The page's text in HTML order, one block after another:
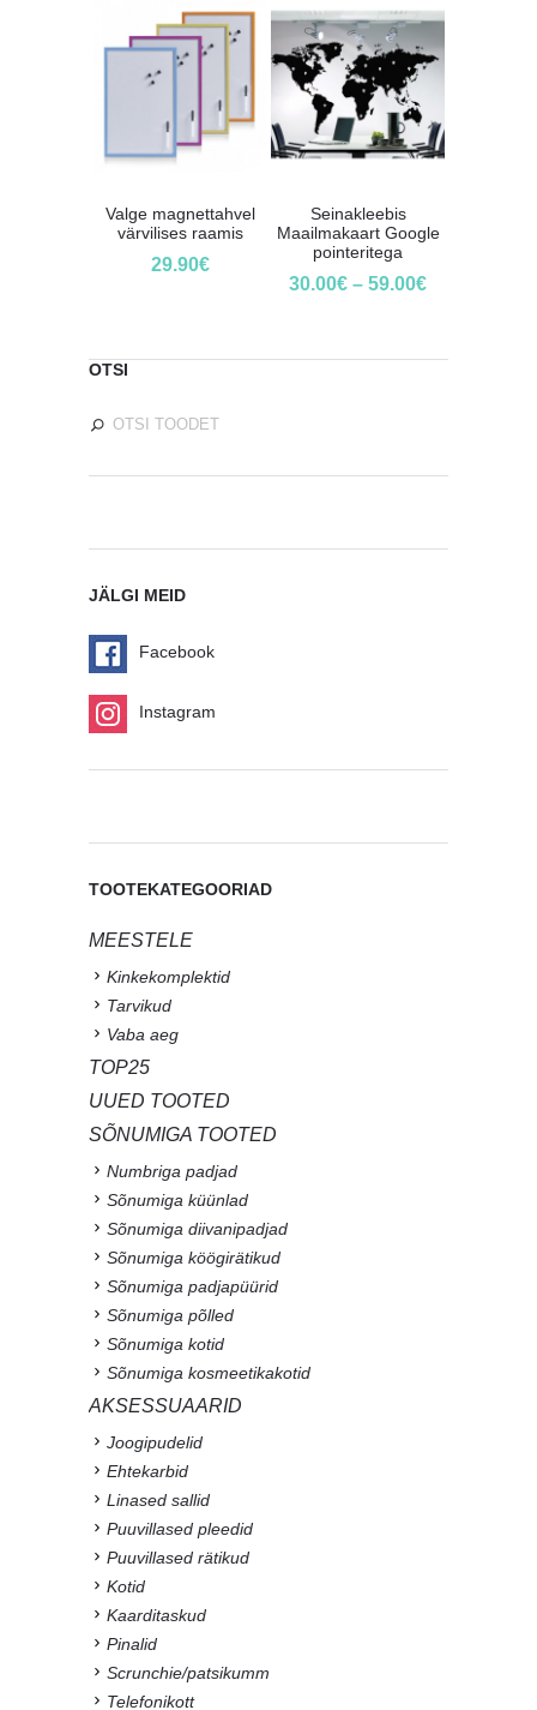
Valge magnettahvel
värvilises raamis
29.90€
Seinakleebis
Maailmakaart Google
pointeritega
30.00€ –59.00€
OTSI
JÄLGI MEID
Facebook
Instagram
TOOTEKATEGOORIAD
MEESTELE
Kinkekomplektid
Tarvikud
Vaba aeg
TOP25
UUED TOOTED
SÕNUMIGA TOOTED
Numbriga padjad
Sõnumiga küünlad
Sõnumiga diivanipadjad
Sõnumiga köögirätikud
Sõnumiga padjapüürid
Sõnumiga põlled
Sõnumiga kotid
Sõnumiga kosmeetikakotid
AKSESSUAARID
Joogipudelid
Ehtekarbid
Linased sallid
Puuvillased pleedid
Puuvillased rätikud
Kotid
Kaarditaskud
Pinalid
Scrunchie/patsikumm
Telefonikott